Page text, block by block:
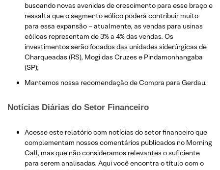
buscando novas avenidas de crescimento para esse braço e
ressalta que o segmento eólico poderá contribuir muito
para essa expansão – atualmente, as vendas para usinas
eólicas representam de 3% a 4% das vendas. Os
investimentos serão focados das unidades siderúrgicas de
Charqueadas (RS), Mogi das Cruzes e Pindamonhangaba
(SP);
Mantemos nossa recomendação de Compra para Gerdau.
Notícias Diárias do Setor Financeiro
Acesse este relatório com notícias do setor financeiro que
complementam nossos comentários publicados no Morning
Call, mas que não consideramos relevantes o suficiente
para serem analisadas. Aqui você encontra o título com o